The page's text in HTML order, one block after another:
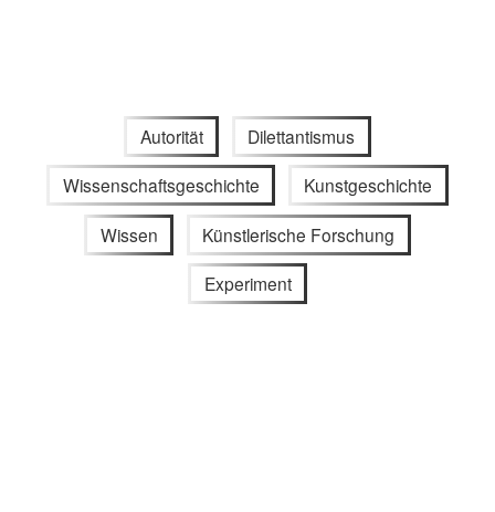
Autorität Dilettantismus
Wissenschaftsgeschichte Kunstgeschichte
Wissen Künstlerische Forschung
Experiment